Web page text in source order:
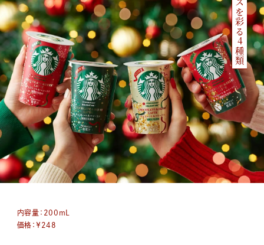
内容量： 200mL
価格：￥248